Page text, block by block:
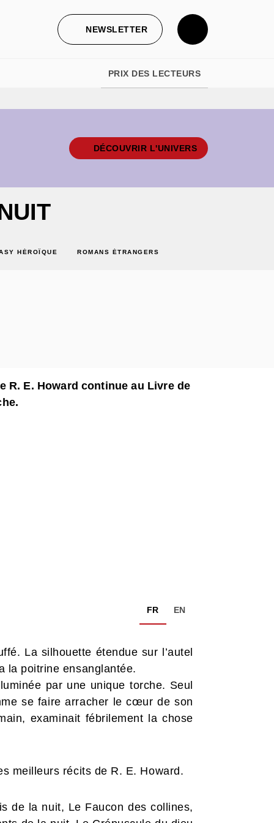
NEWSLETTER
PRIX DES LECTEURS
DÉCOUVRIR L'UNIVERS
HÉROÏQUE ROMANS ÉTRANGERS
R. E. Howard continue au Livre de
FR EN
La silhouette étendue sur l’autel
la poitrine ensanglantée.
par une unique torche. Seul
se faire arracher le cœur de son
examinait fébrilement la chose
meilleurs récits de R. E. Howard.
de la nuit, Le Faucon des collines,